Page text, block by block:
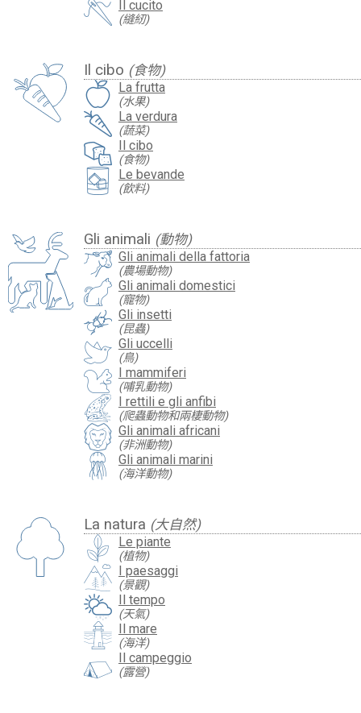
Il cucito
(縫紉)
Il cibo (食物)
La frutta
(水果)
La verdura
(蔬菜)
Il cibo
(食物)
Le bevande
(飲料)
Gli animali (動物)
Gli animali della fattoria
(農場動物)
Gli animali domestici
(寵物)
Gli insetti
(昆蟲)
Gli uccelli
(鳥)
I mammiferi
(哺乳動物)
I rettili e gli anfibi
(爬蟲動物和兩棲動物)
Gli animali africani
(非洲動物)
Gli animali marini
(海洋動物)
La natura (大自然)
Le piante
(植物)
I paesaggi
(景觀)
Il tempo
(天氣)
Il mare
(海洋)
Il campeggio
(露營)